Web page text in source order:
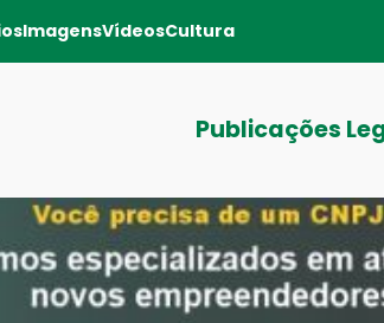
ImagensVídeosCultura
Publicações